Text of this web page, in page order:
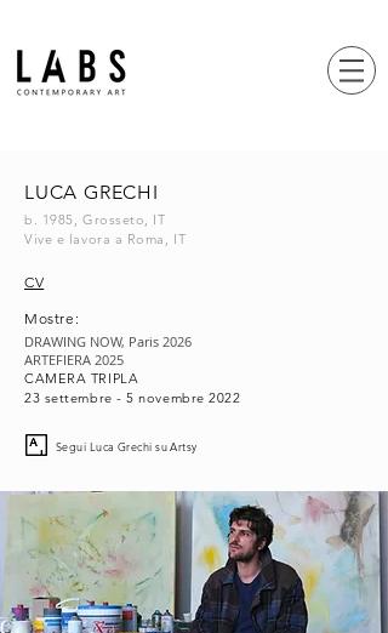
LUCA GRECHI
b. 1985, Grosseto, IT
Vive e lavora a Roma, IT
CV
Mostre:
DRAWING NOW, Paris 2026
ARTEFIERA 2025
CAMERA TRIPLA
23 settembre - 5 novembre 2022
Segui Luca Grechi su Artsy